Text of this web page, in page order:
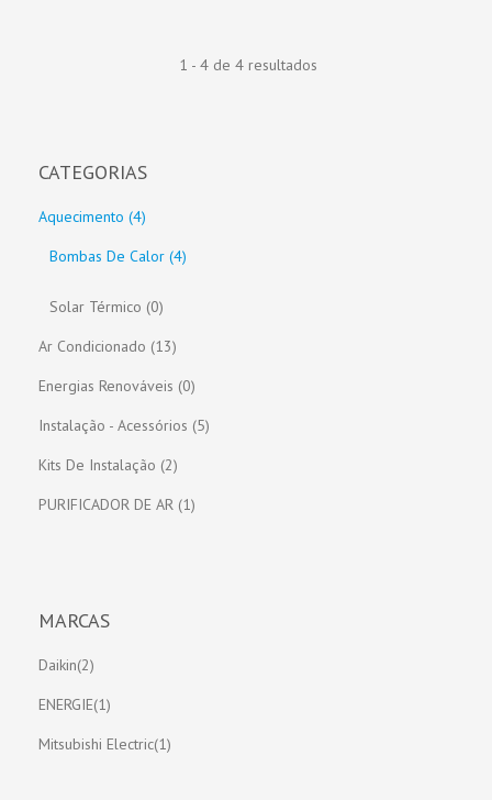
CATEGORIAS
Aquecimento (4)
Bombas De Calor (4)
Solar Térmico (0)
Ar Condicionado (13)
Energias Renováveis (0)
Instalação - Acessórios (5)
Kits De Instalação (2)
PURIFICADOR DE AR (1)
MARCAS
Daikin(2)
ENERGIE(1)
Mitsubishi Electric(1)
1 - 4 de 4 resultados